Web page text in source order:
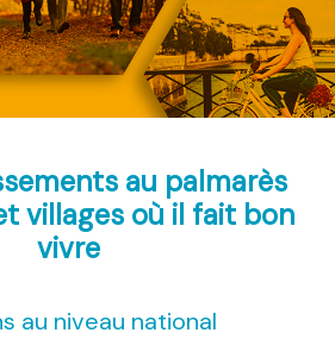
au palmarès
villages où il fait bon
vivre
au niveau national